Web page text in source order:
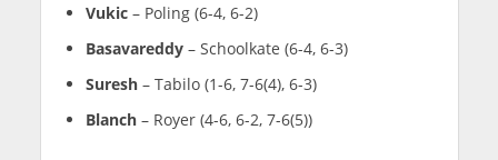
Vukic– Poling (6-4, 6-2)
Basavareddy– Schoolkate (6-4, 6-3)
Suresh– Tabilo (1-6, 7-6(4), 6-3)
Blanch– Royer (4-6, 6-2, 7-6(5))